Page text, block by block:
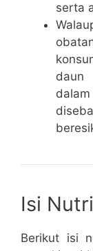
serta
daun
Isi
Berikut isi